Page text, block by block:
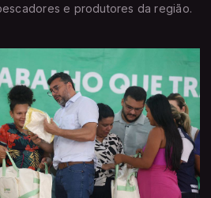
e produtores da região.